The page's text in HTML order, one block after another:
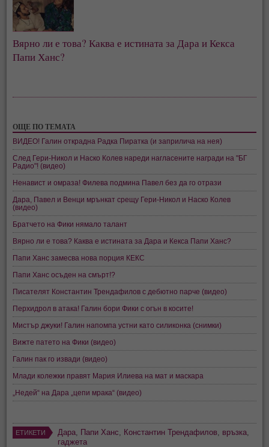
Вярно ли е това? Каква е истината за Дара и Кекса
Папи Ханс?
ОЩЕ ПО ТЕМАТА
ВИДЕО! Галин открадна Радка Пиратка (и заприлича на нея)
След Гери-Никол и Наско Колев нареди нагласените награди на "БГ
Радио"! (видео)
Ненавист и омраза! Филева подмина Павел без да го отрази
Дара, Павел и Венци мрънкат срещу Гери-Никол и Наско Колев
(видео)
Братчето на Фики нямало талант
Вярно ли е това? Каква е истината за Дара и Кекса Папи Ханс?
Папи Ханс замесва нова порция КЕКС
Папи Ханс осъден на смърт!?
Писателят Константин Трендафилов с дебютно парче (видео)
Перхидрол в атака! Галин бори Фики с огън в косите!
Мистър джуки! Галин напомпа устни като силиконка (снимки)
Вижте патето на Фики (видео)
Галин пак го извади (видео)
Млади колежки правят Мария Илиева на мат и маскара
„Недей“ на Дара „цепи мрака“ (видео)
ЕТИКЕТИ Дара Папи Ханс Константин Трендафилов връзка
гаджета